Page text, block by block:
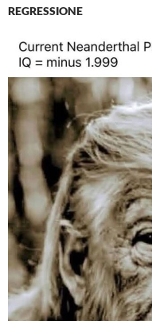
REGRESSIONE